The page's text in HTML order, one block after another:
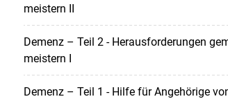
meistern II
Demenz – Teil 2 - Herausforderungen
meistern I
Demenz – Teil 1 - Hilfe für Angehörige